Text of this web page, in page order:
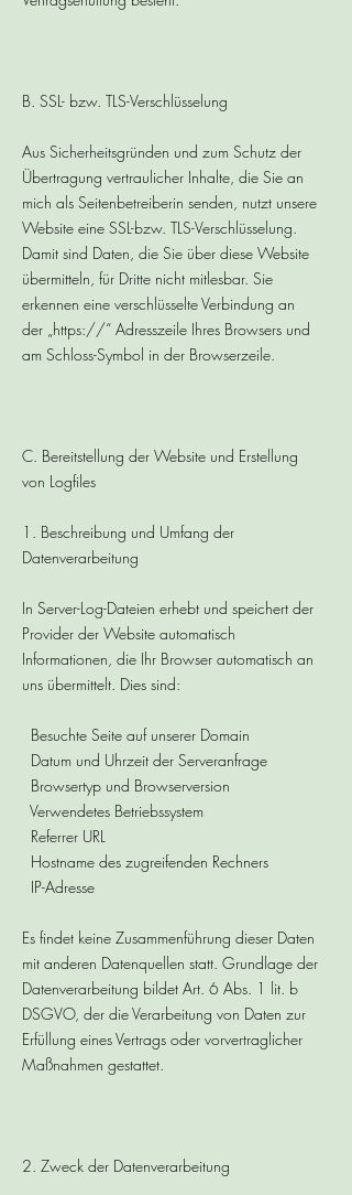
B. SSL- bzw. TLS-Verschlüsselung
Aus Sicherheitsgründen und zum Schutz der
Übertragung vertraulicher Inhalte, die Sie an
mich als Seitenbetreiberin senden, nutzt unsere
Website eine SSL-bzw. TLS-Verschlüsselung.
Damit sind Daten, die Sie über diese Website
übermitteln, für Dritte nicht mitlesbar. Sie
erkennen eine verschlüsselte Verbindung an
der „https://“ Adresszeile Ihres Browsers und
am Schloss-Symbol in der Browserzeile.
C. Bereitstellung der Website und Erstellung
von Logfiles
1. Beschreibung und Umfang der
Datenverarbeitung
In Server-Log-Dateien erhebt und speichert der
Provider der Website automatisch
Informationen, die Ihr Browser automatisch an
uns übermittelt. Dies sind:
Besuchte Seite auf unserer Domain
Datum und Uhrzeit der Serveranfrage
Browsertyp und Browserversion
Verwendetes Betriebssystem
Referrer URL
Hostname des zugreifenden Rechners
IP-Adresse
Es findet keine Zusammenführung dieser Daten
mit anderen Datenquellen statt. Grundlage der
Datenverarbeitung bildet Art. 6 Abs. 1 lit. b
DSGVO, der die Verarbeitung von Daten zur
Erfüllung eines Vertrags oder vorvertraglicher
Maßnahmen gestattet.
2. Zweck der Datenverarbeitung